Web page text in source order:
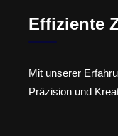
Effiziente
Mit unserer
Präzision und